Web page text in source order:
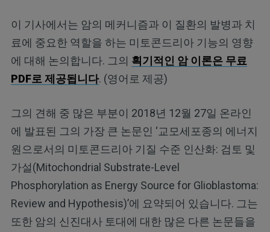
이 기사에서는 암의 메커니즘과 이 질환의 발병과 치
료에 중요한 역할을 하는 미토콘드리아 기능의 영향
에 대해 논의합니다. 그의 획기적인 암 이론은 무료
PDF로 제공됩니다. (영어로 제공)
그의 견해 중 많은 부분이 2018년 12월 27일 온라인
에 발표된 그의 가장 큰 논문인 ‘교모세포종의 에너지
원으로서의 미토콘드리아 기질 수준 인산화: 검토 및
가설(Mitochondrial Substrate-Level
Phosphorylation as Energy Source for Glioblastoma:
Review and Hypothesis)’에 요약되어 있습니다. 그는
또한 암의 신진대사 토대에 대한 많은 다른 논문들을